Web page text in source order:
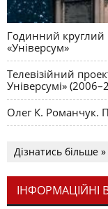
Годинний круглий
«Універсум»
Телевізійний
Універсумі»
Олег К. Романчук.
Дізнатись більше »
ІНФОРМАЦІЙНІ